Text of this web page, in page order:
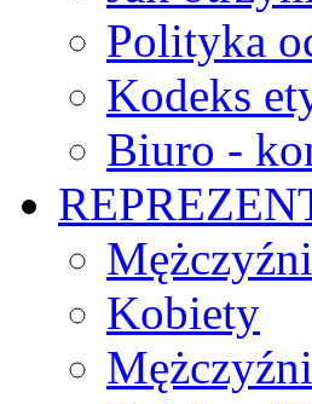
Polityka
Kodeks
Biuro -
Mężczyźni
Kobiety